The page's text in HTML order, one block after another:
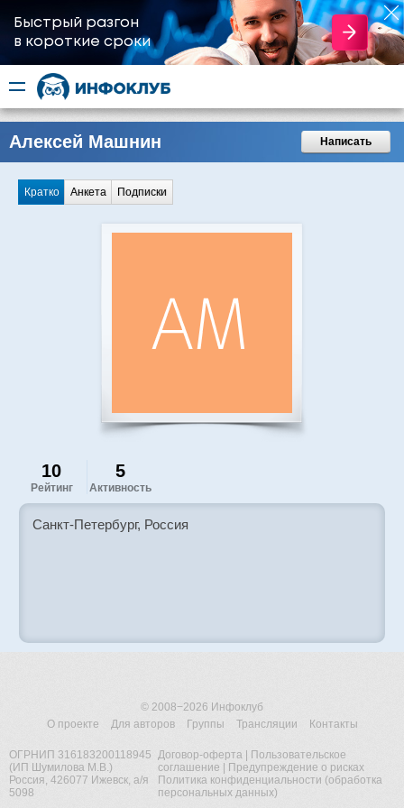
Быстрый разгон
​в короткие сроки
Алексей Машнин Написать
Кратко Анкета Подписки
10
Рейтинг
5
Активность
Санкт-Петербург, Россия
© 2008−2026 Инфоклуб
О проекте
Для авторов Группы Трансляции Контакты
ОГРНИП 316183200118945
(ИП Шумилова М.В.)
Россия, 426077 Ижевск, а/я
5098
Договор-оферта|
Пользовательское
соглашение
Предупреждение о рисках
Политика конфиденциальности (обработка
персональных данных)